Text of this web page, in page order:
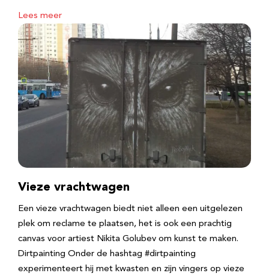
Lees meer
Vieze vrachtwagen
Een vieze vrachtwagen biedt niet alleen een uitgelezen
plek om reclame te plaatsen, het is ook een prachtig
canvas voor artiest Nikita Golubev om kunst te maken.
Dirtpainting Onder de hashtag #dirtpainting
experimenteert hij met kwasten en zijn vingers op vieze